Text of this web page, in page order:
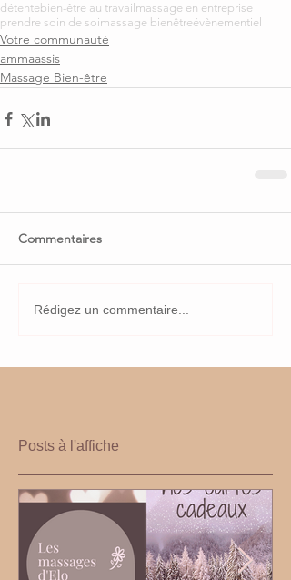
détente bien-être au travail massage en entreprise
prendre soin de soimassage bienêtreévènementiel
Votre communauté
ammaassis
Massage Bien-être
Commentaires
Rédigez un commentaire...
Posts à l'affiche